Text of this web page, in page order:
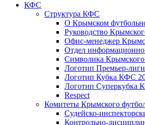
КФС
Структура КФС
О Крымском
Руководство
Офис-менеджер
Отдел
Символика Крымского
Логотип Премьер-
Логотип Кубка КФС
Логотип Суперкубка
Respect
Комитеты Крымского
Судейско-
Контрольно-